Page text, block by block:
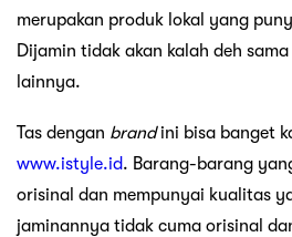
merupakan produk lokal yang
Dijamin tidak akan kalah deh
lainnya.
Tas dengan brandini bisa banget
www.istyle.id. Barang-barang
orisinal dan mempunyai kualitas
jaminannya tidak cuma orisinal